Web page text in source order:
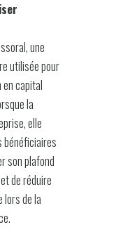
une
utilisée pour
capital
la
elle
bénéficiaires
son plafond
de réduire
de la